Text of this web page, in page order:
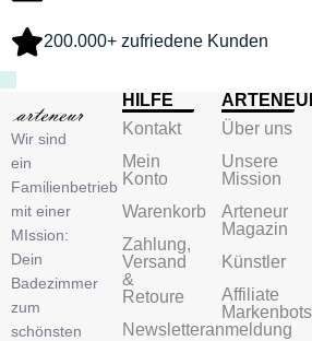
200.000+ zufriedene Kunden
Wir sind
ein
Familienbetrieb
mit einer
MIssion:
Dein
Badezimmer
zum
schönsten
HILFE
Kontakt
Mein
Konto
Warenkorb
Zahlung,
Versand
&
Retoure
Newsletteranmeldung
Über uns
Unsere
Mission
Arteneur
Magazin
Künstler
Affiliate